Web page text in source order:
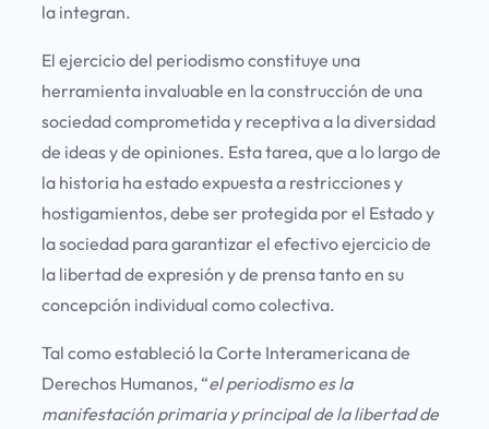
la integran.
El ejercicio del periodismo constituye una
herramienta invaluable en la construcción de una
sociedad comprometida y receptiva a la diversidad
de ideas y de opiniones. Esta tarea, que a lo largo de
la historia ha estado expuesta a restricciones y
hostigamientos, debe ser protegida por el Estado y
la sociedad para garantizar el efectivo ejercicio de
la libertad de expresión y de prensa tanto en su
concepción individual como colectiva.
Tal como estableció la Corte Interamericana de
Derechos Humanos, “el periodismo es la
manifestación primaria y principal de la libertad de